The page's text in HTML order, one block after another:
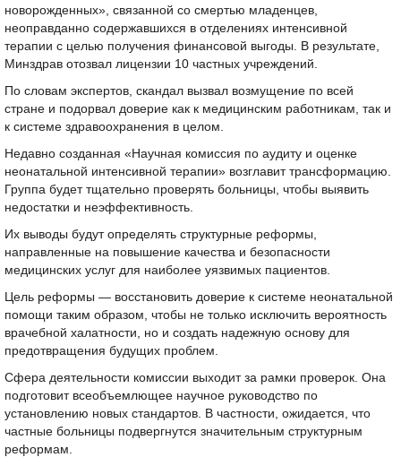
новорожденных», связанной со смертью младенцев,
неоправданно содержавшихся в отделениях интенсивной
терапии с целью получения финансовой выгоды. В результате,
Минздрав отозвал лицензии 10 частных учреждений.
По словам экспертов, скандал вызвал возмущение по всей
стране и подорвал доверие как к медицинским работникам, так и
к системе здравоохранения в целом.
Недавно созданная «Научная комиссия по аудиту и оценке
неонатальной интенсивной терапии» возглавит трансформацию.
Группа будет тщательно проверять больницы, чтобы выявить
недостатки и неэффективность.
Их выводы будут определять структурные реформы,
направленные на повышение качества и безопасности
медицинских услуг для наиболее уязвимых пациентов.
Цель реформы — восстановить доверие к системе неонатальной
помощи таким образом, чтобы не только исключить вероятность
врачебной халатности, но и создать надежную основу для
предотвращения будущих проблем.
Сфера деятельности комиссии выходит за рамки проверок. Она
подготовит всеобъемлющее научное руководство по
установлению новых стандартов. В частности, ожидается, что
частные больницы подвергнутся значительным структурным
реформам.